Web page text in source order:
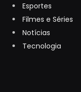
Esportes
Filmes e Séries
Notícias
Tecnologia